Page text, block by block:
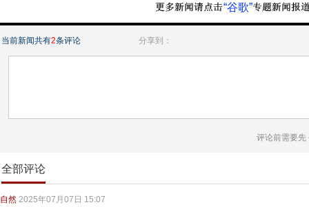
“谷歌”
当前新闻共有2条评论 分享到：
评论前需要先
全部评论
自然 2025年07月07日 15:07